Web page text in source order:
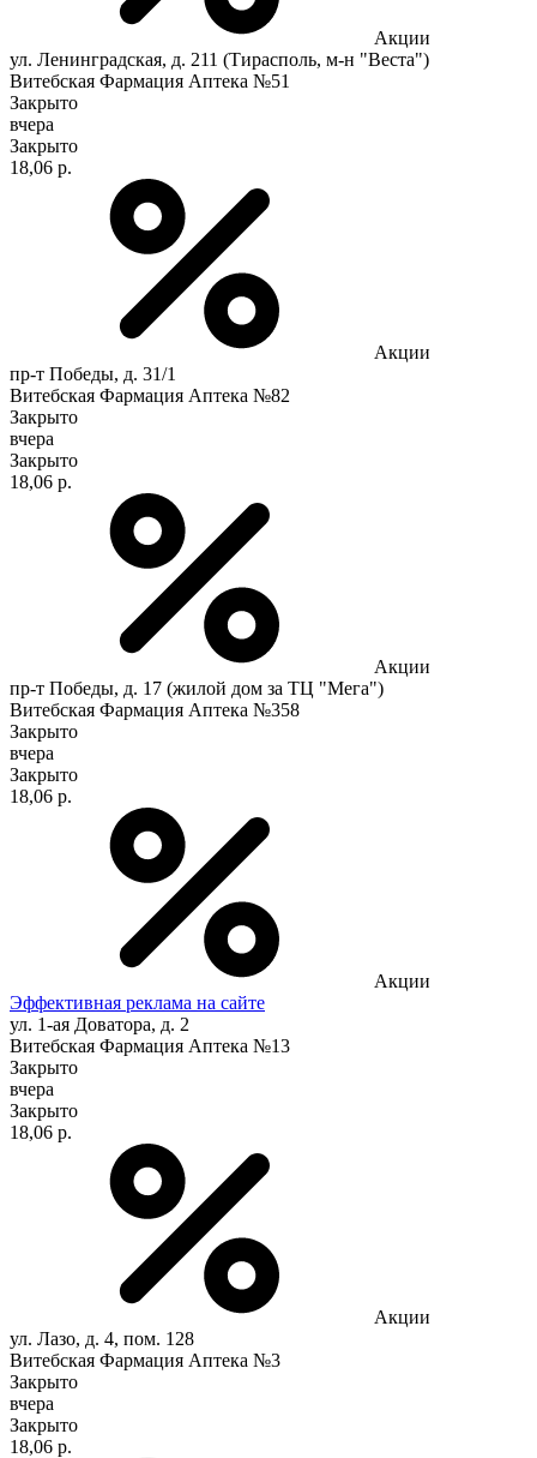
Акции
ул. Ленинградская, д. 211 (Тирасполь, м-н "Веста")
Витебская Фармация Аптека №51
Закрыто
вчера
Закрыто
18,06 р.
Акции
пр-т Победы, д. 31/1
Витебская Фармация Аптека №82
Закрыто
вчера
Закрыто
18,06 р.
Акции
пр-т Победы, д. 17 (жилой дом за ТЦ "Мега")
Витебская Фармация Аптека №358
Закрыто
вчера
Закрыто
18,06 р.
Акции
Эффективная реклама на сайте
ул. 1-ая Доватора, д. 2
Витебская Фармация Аптека №13
Закрыто
вчера
Закрыто
18,06 р.
Акции
ул. Лазо, д. 4, пом. 128
Витебская Фармация Аптека №3
Закрыто
вчера
Закрыто
18,06 р.